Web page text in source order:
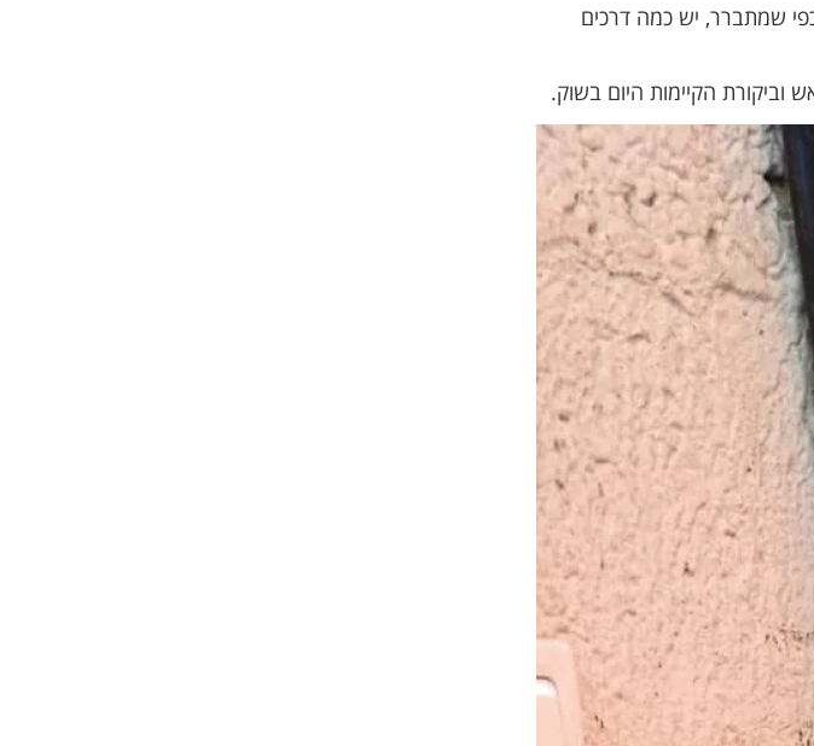
שמתברר, יש כמה דרכים
וביקורת הקיימות היום בשוק.